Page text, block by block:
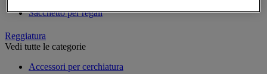
Sacchetto per regali
Reggiatura
Vedi tutte le categorie
Accessori per cerchiatura